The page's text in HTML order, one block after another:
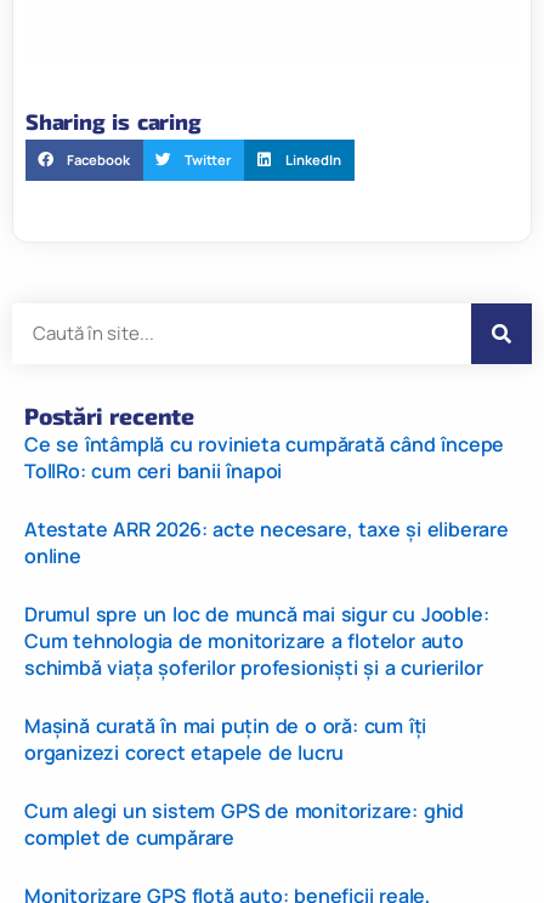
Sharing is caring
Facebook Twitter LinkedIn
Postări recente
Ce se întâmplă cu rovinieta cumpărată când începe
TollRo: cum ceri banii înapoi
Atestate ARR 2026: acte necesare, taxe și eliberare
online
Drumul spre un loc de muncă mai sigur cu Jooble:
Cum tehnologia de monitorizare a flotelor auto
schimbă viața șoferilor profesioniști și a curierilor
Mașină curată în mai puțin de o oră: cum îți
organizezi corect etapele de lucru
Cum alegi un sistem GPS de monitorizare: ghid
complet de cumpărare
Monitorizare GPS flotă auto: beneficii reale,